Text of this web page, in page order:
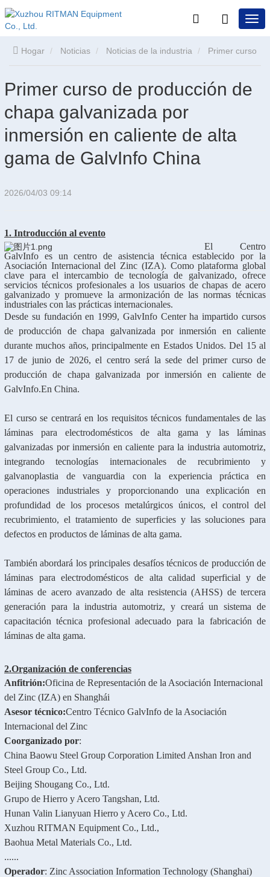
Hogar Noticias Noticias de la industria
de producción de chapa galvanizada por inmersión en caliente
de alta gama de GalvInfo China
Primer curso de producción de
chapa galvanizada por
inmersión en caliente de alta
gama de GalvInfo China
2026/04/03 09:14
1. Introducción al evento
El Centro
GalvInfo es un centro de asistencia técnica establecido por la
Asociación Internacional del Zinc (IZA). Como plataforma global
clave para el intercambio de tecnología de galvanizado, ofrece
servicios técnicos profesionales a los usuarios de chapas de acero
galvanizado y promueve la armonización de las normas técnicas
industriales con las prácticas internacionales.
Desde su fundación en 1999, GalvInfo Center ha impartido cursos
de producción de chapa galvanizada por inmersión en caliente
durante muchos años, principalmente en Estados Unidos. Del 15 al
17 de junio de 2026, el centro será la sede del primer curso de
producción de chapa galvanizada por inmersión en caliente de
GalvInfo.En China.
El curso se centrará en los requisitos técnicos fundamentales de las
láminas para electrodomésticos de alta gama y las láminas
galvanizadas por inmersión en caliente para la industria automotriz,
integrando tecnologías internacionales de recubrimiento y
galvanoplastia de vanguardia con la experiencia práctica en
operaciones industriales y proporcionando una explicación en
profundidad de los procesos metalúrgicos únicos, el control del
recubrimiento, el tratamiento de superficies y las soluciones para
defectos en productos de láminas de alta gama.
También abordará los principales desafíos técnicos de producción de
láminas para electrodomésticos de alta calidad superficial y de
láminas de acero avanzado de alta resistencia (AHSS) de tercera
generación para la industria automotriz, y creará un sistema de
capacitación técnica profesional adecuado para la fabricación de
láminas de alta gama.
2.Organización de conferencias
Anfitrión:Oficina de Representación de la Asociación Internacional
del Zinc (IZA) en Shanghái
Asesor técnico:Centro Técnico GalvInfo de la Asociación
Internacional del Zinc
Coorganizado por:
China Baowu Steel Group Corporation Limited Anshan Iron and
Steel Group Co., Ltd.
Beijing Shougang Co., Ltd.
Grupo de Hierro y Acero Tangshan, Ltd.
Hunan Valin Lianyuan Hierro y Acero Co., Ltd.
Xuzhou RITMAN Equipment Co., Ltd.,
Baohua Metal Materials Co., Ltd.
......
Operador: Zinc Association Information Technology (Shanghai)